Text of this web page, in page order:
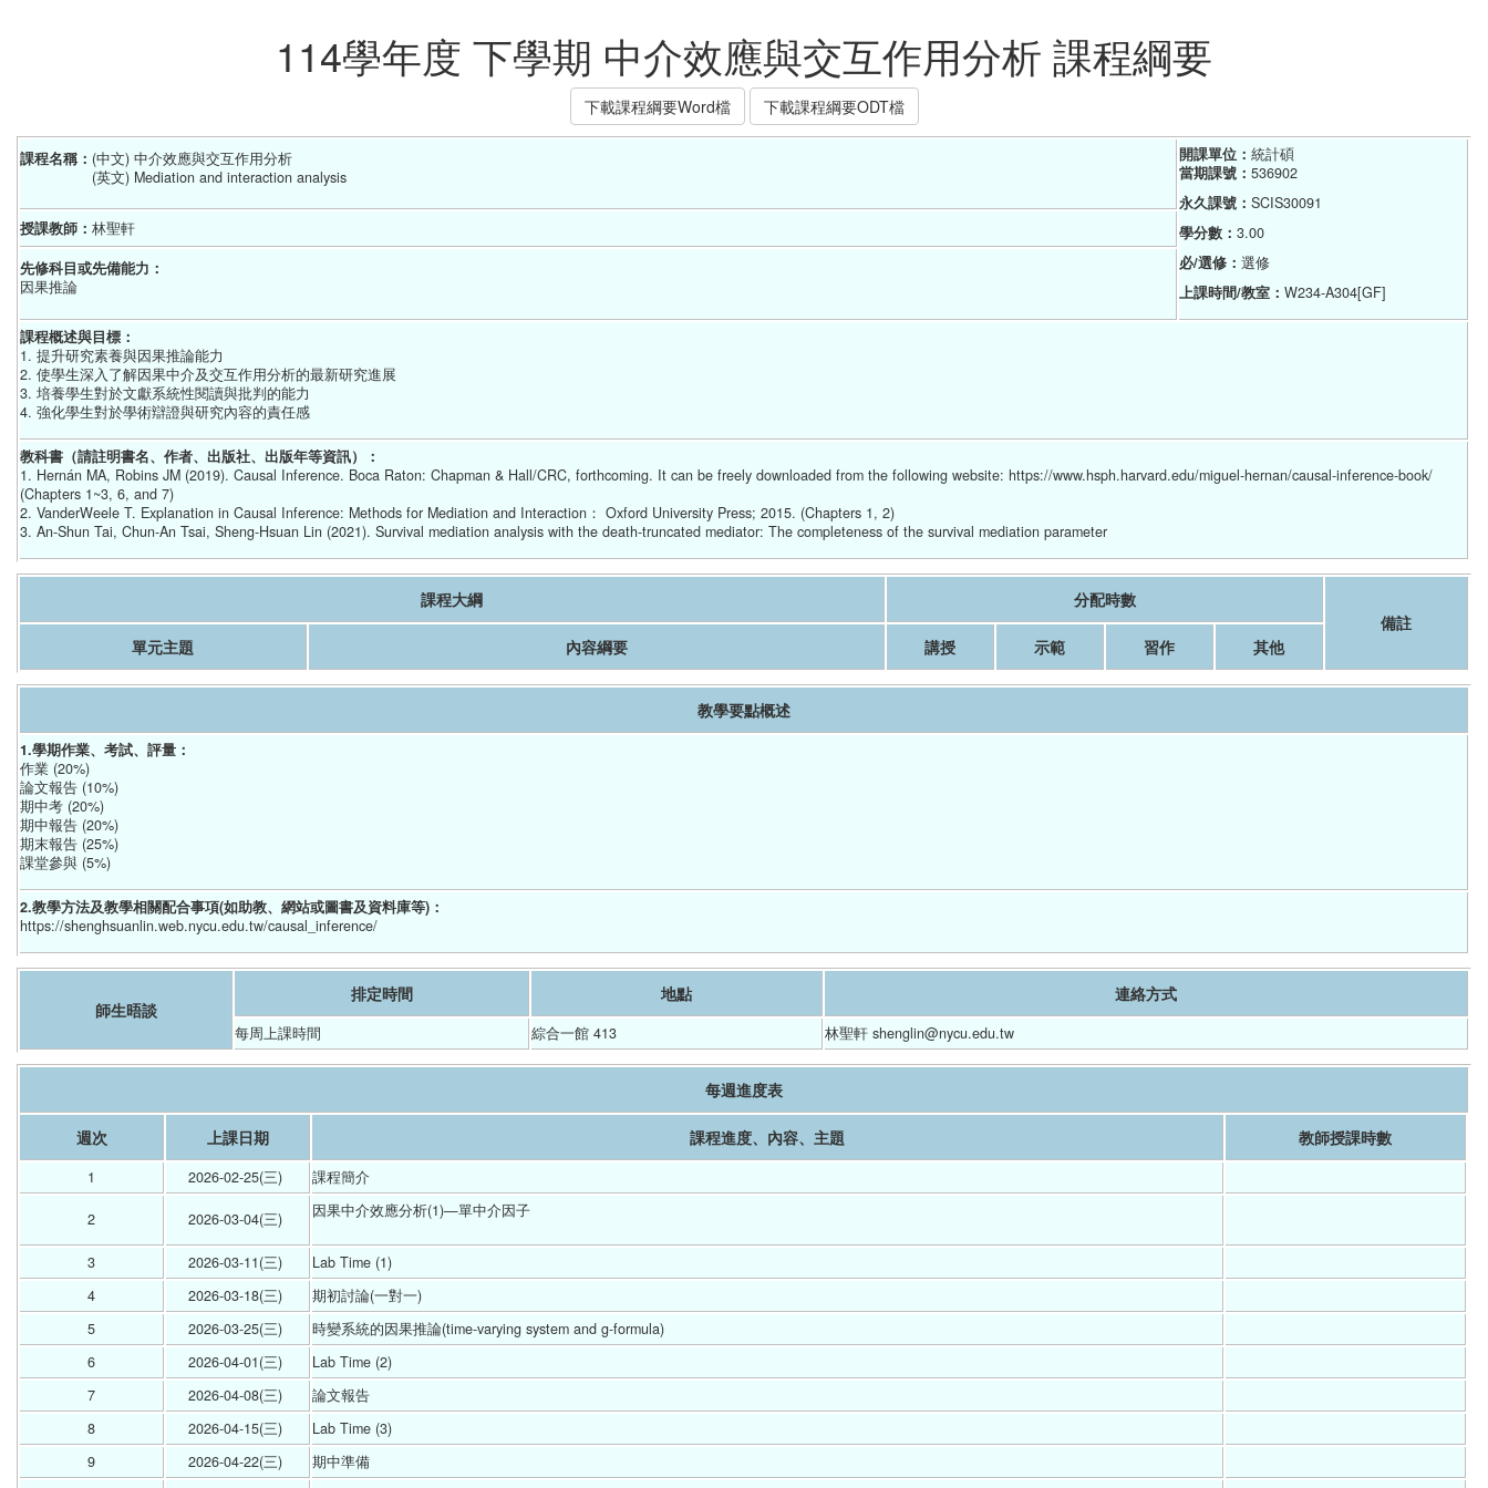
114學年度 下學期 中介效應與交互作用分析 課程綱要
下載課程綱要Word檔 下載課程綱要ODT檔
課程名稱： (中文) 中介效應與交互作用分析
(英文) Mediation and interaction analysis
開課單位： 統計碩
當期課號： 536902
永久課號： SCIS30091
學分數： 3.00
必/選修： 選修
上課時間/教室： W234-A304[GF]
授課教師： 林聖軒
先修科目或先備能力：
因果推論
課程概述與目標：
1. 提升研究素養與因果推論能力
2. 使學生深入了解因果中介及交互作用分析的最新研究進展
3. 培養學生對於文獻系統性閱讀與批判的能力
4. 強化學生對於學術辯證與研究內容的責任感
教科書（請註明書名、作者、出版社、出版年等資訊）：
1. Hernán MA, Robins JM (2019). Causal Inference. Boca Raton: Chapman & Hall/CRC, forthcoming. It can be freely downloaded from the following website: https://www.hsph.harvard.edu/miguel-hernan/causal-inference-book/
(Chapters 1~3, 6, and 7)
2. VanderWeele T. Explanation in Causal Inference: Methods for Mediation and Interaction： Oxford University Press; 2015. (Chapters 1, 2)
3. An-Shun Tai, Chun-An Tsai, Sheng-Hsuan Lin (2021). Survival mediation analysis with the death-truncated mediator: The completeness of the survival mediation parameter
課程大綱
分配時數
備註
單元主題
內容綱要 講授 示範 習作 其他
教學要點概述
1.學期作業、考試、評量：
作業 (20%)
論文報告 (10%)
期中考 (20%)
期中報告 (20%)
期末報告 (25%)
課堂參與 (5%)
2.教學方法及教學相關配合事項(如助教、網站或圖書及資料庫等)：
https://shenghsuanlin.web.nycu.edu.tw/causal_inference/
師生晤談
排定時間 地點 連絡方式
每周上課時間 綜合一館 413 林聖軒 shenglin@nycu.edu.tw
每週進度表
週次 上課日期 課程進度、內容、主題 教師授課時數
1 2026-02-25(三) 課程簡介
2 2026-03-04(三) 因果中介效應分析(1)—單中介因子
3 2026-03-11(三)
Lab Time (1)
4
2026-03-18(三)
期初討論(一對一)
5
2026-03-25(三)
時變系統的因果推論(time-varying system and g-formula)
6
2026-04-01(三)
Lab Time (2)
7
2026-04-08(三)
論文報告
8
2026-04-15(三)
Lab Time (3)
9
2026-04-22(三)
期中準備